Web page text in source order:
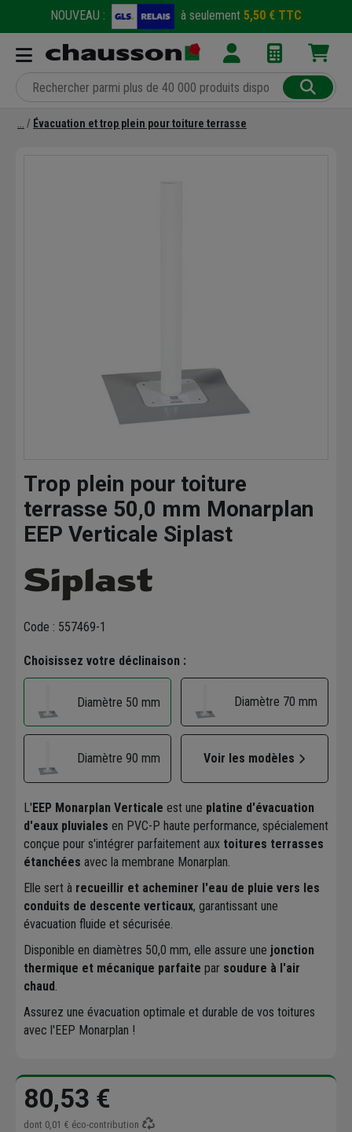
NOUVEAU : à seulement 5,50 € TTC
Évacuation et trop plein pour toiture terrasse
Trop plein pour toiture
terrasse 50,0 mm Monarplan
EEP Verticale Siplast
Code : 557469-1
Choisissez votre déclinaison :
Diamètre 50 mm Diamètre 70 mm
Diamètre 90 mm Voir les modèles
L' EEP Monarplan Verticale est une platine d'évacuation
d'eaux pluviales en PVC-P haute performance, spécialement
conçue pour s'intégrer parfaitement aux toitures terrasses
étanchées avec la membrane Monarplan.
Elle sert à recueillir et acheminer l'eau de pluie vers les
conduits de descente verticaux, garantissant une
évacuation fluide et sécurisée.
Disponible en diamètres 50,0 mm, elle assure une jonction
thermique et mécanique parfaite par soudure à l'air
chaud .
Assurez une évacuation optimale et durable de vos toitures
avec l'EEP Monarplan !
80,53 €
dont 0,01 € éco-contribution